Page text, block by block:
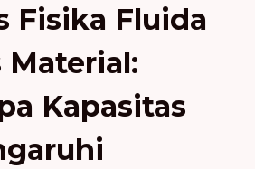
Fisika Fluida
Material:
Kapasitas